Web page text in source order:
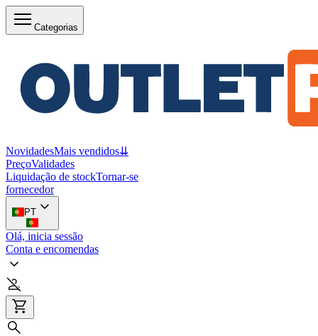
Categorias
NovidadesMais vendidos⇊
PreçoValidades
Liquidação de stockTornar-se
fornecedor
PT
Olá, inicia sessão
Conta e encomendas